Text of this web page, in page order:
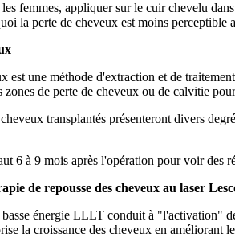
femmes, appliquer sur le cuir chevelu
la perte de cheveux est moins perceptible
est une méthode d'extraction et de
zones de perte de cheveux ou de calvitie
transplantés présenteront divers
6 à 9 mois après l'opération pour voir des
de repousse des cheveux au laser
basse énergie LLLT conduit à "l'activation"
la croissance des cheveux en améliorant